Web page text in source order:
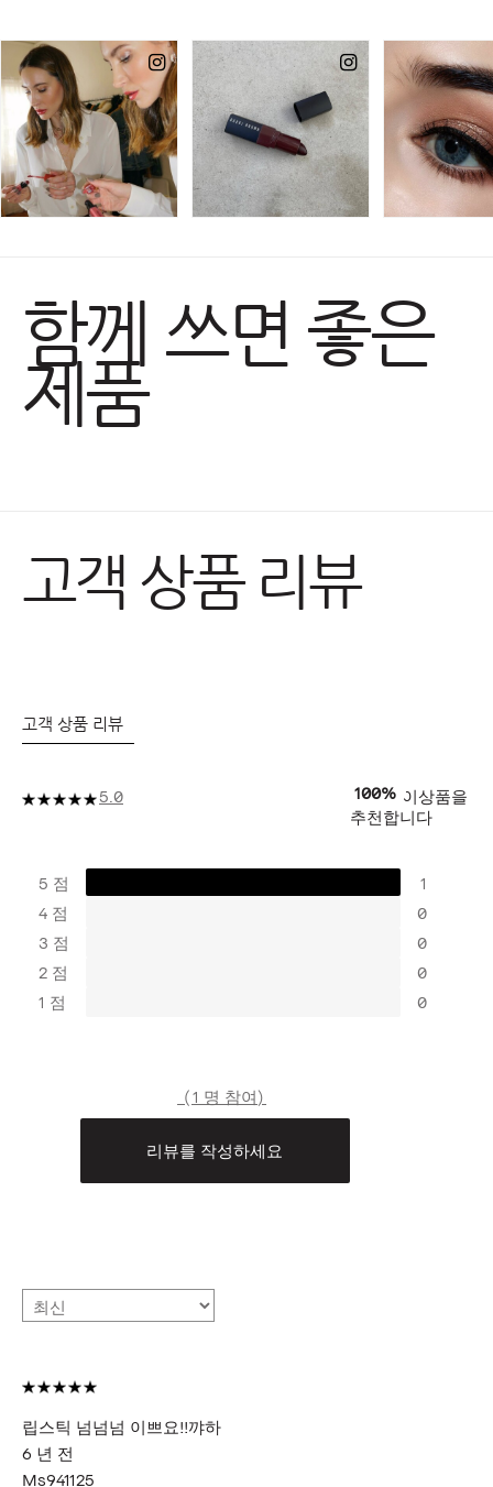
함께 쓰면 좋은
제품
고객 상품 리뷰
고객 상품 리뷰
5.0
1 명 참여
리뷰를 작성하세요
100% 이상품을
추천합니다
5 점
1
4 점
0
3 점
0
2 점
0
1 점
0
립스틱 넘넘넘 이쁘요!!꺄하
6 년 전
Ms941125